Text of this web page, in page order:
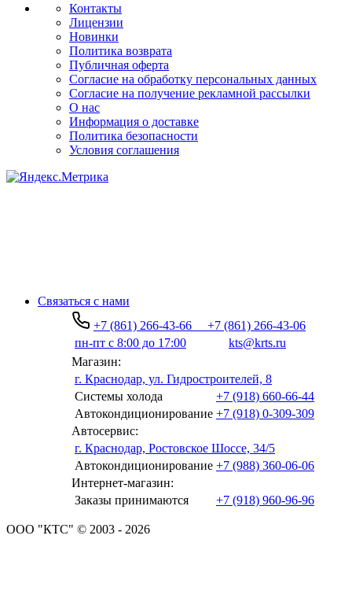
Контакты
Лицензии
Новинки
Политика возврата
Публичная оферта
Согласие на обработку персональных данных
Согласие на получение рекламной рассылки
О нас
Информация о доставке
Политика безопасности
Условия соглашения
Связаться с нами
+7 (861) 266-43-66
+7 (861) 266-43-06
пн-пт с 8:00 до 17:00
kts@krts.ru
Магазин:
г. Краснодар, ул. Гидростроителей, 8
Системы холода
+7 (918) 660-66-44
Автокондиционирование +7 (918) 0-309-309
Автосервис:
г. Краснодар, Ростовское Шоссе, 34/5
Автокондиционирование +7 (988) 360-06-06
Интернет-магазин:
Заказы принимаются
+7 (918) 960-96-96
ООО "КТС" © 2003 - 2026